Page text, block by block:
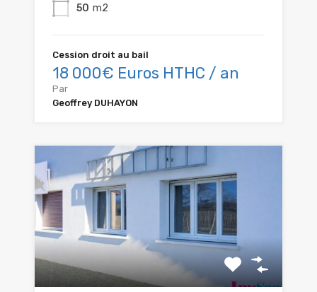
50 m2
Cession droit au bail
18 000€ Euros HTHC / an
Par
Geoffrey DUHAYON